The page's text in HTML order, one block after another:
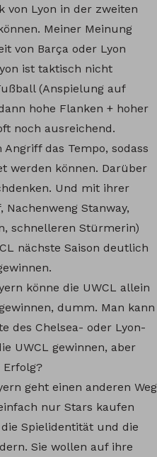
von Lyon in der zweiten
Meiner Meinung
von Barça oder Lyon
ist taktisch nicht
(Anspielung auf
hohe Flanken + hoher
noch ausreichend.
das Tempo, sodass
werden können. Darüber
Und mit ihrer
Stanway,
schnelleren Stürmerin)
nächste Saison deutlich
könne die UWCL allein
dumm. Man kann
des Chelsea- oder Lyon-
UWCL gewinnen, aber
Erfolg?
geht einen anderen Weg
nur Stars kaufen
Spielidentität und die
Sie wollen auf ihre